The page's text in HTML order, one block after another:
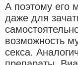
А поэтому его
даже для
возможность
секса.